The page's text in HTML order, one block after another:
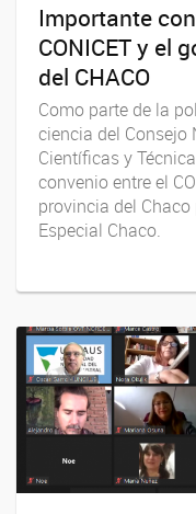
Importante
CONICET y el
del CHACO
Como parte de la
ciencia del Consejo
Científicas y
convenio entre el
provincia del
Especial Chaco.